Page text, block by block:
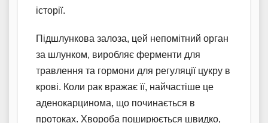
історії.
Підшлункова залоза, цей непомітний орган
за шлунком, виробляє ферменти для
травлення та гормони для регуляції цукру в
крові. Коли рак вражає її, найчастіше це
аденокарцинома, що починається в
протоках. Хвороба поширюється швидко,